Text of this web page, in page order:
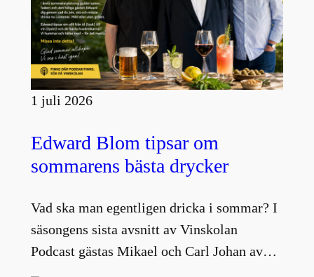
1 juli 2026
Edward Blom tipsar om
sommarens bästa drycker
Vad ska man egentligen dricka i sommar? I
säsongens sista avsnitt av Vinskolan
Podcast gästas Mikael och Carl Johan av…